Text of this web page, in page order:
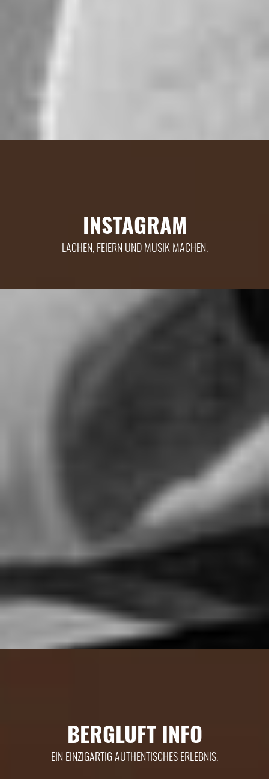
INSTAGRAM
LACHEN, FEIERN UND MUSIK MACHEN.
BERGLUFT INFO
EIN EINZIGARTIG AUTHENTISCHES ERLEBNIS.